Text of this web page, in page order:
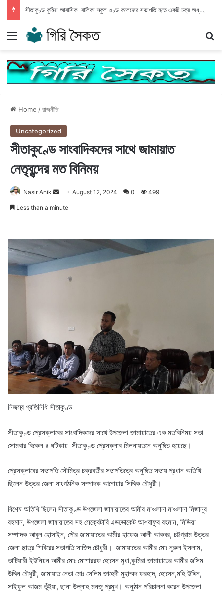
সীতাকুণ্ড কুমিরা আবাসিক বালিকা স্কুল এণ্ড কলেজের সভাপতি হতে একটি চক্র অধ্যক্ষের বিরুদ্ধে অপপ্রচার
Menu
Home /রাজনীতি
Uncategorized
সীতাকুণ্ডে সাংবাদিকদের সাথে জামায়াত
নেতৃবৃন্দের মত বিনিময়
Nasir Anik
SendAugust 12, 2024 0 499
Less than a minute
নিজস্ব প্রতিনিধি সীতাকুণ্ড
সীতাকুণ্ড প্রেসক্লাবের সাংবাদিকদের সাথে উপজেলা জামায়াতের এক মতবিনিময় সভা
সোমবার বিকেল ৪ ঘটিকায় সীতাকুণ্ড প্রেসক্লাব মিলনায়তনে অনুষ্ঠিত হয়েছে।
প্রেসক্লাবের সভাপতি সৌমিত্র চক্রবর্তীর সভাপতিত্বে অনুষ্ঠিত সভায় প্রধান অতিথি
ছিলেন উত্তর জেলা সাংগঠনিক সম্পাদক আনোয়ার সিদ্দিক চৌধুরী।
বিশেষ অতিথি ছিলেন সীতাকুণ্ড উপজেলা জামায়াতের আমীর মাওলানা মাওলানা মিজানুর
রহমান, উপজেলা জামায়াতের সহ সেক্রেটারি এডভোকেট আশরাফুর রহমান, মিডিয়া
সম্পাদক আবুল হোসাইন, পৌর জামায়াতের আমীর হাফেজ আলী আকবর, চট্টগ্রাম উত্তর
জেলা ছাত্র শিবিরের সভাপতি সাজিদ চৌধুরী। জামায়াতের আমীর মোঃ নুরুল ইসলাম,
ভাটিয়ারী ইউনিয়ন আমীর মোঃ মোশাররফ হোসেন মৃধা,কুমিরা জামায়াতের আমীর জসিম
উদ্দিন চৌধুরী, জামায়াত নেতা মোঃ সেলিম জাহেদী মুহাম্মদ ফরহাদ, হোসেন,মহি উদ্দিন,
সাইফুল আজম ভুঁইয়া, ছানা উল্লাহ মনজু প্রমুখ। অনুষ্ঠান পরিচালনা করেন উপজেলা